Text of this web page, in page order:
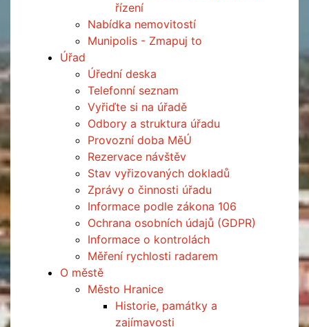
řízení
Nabídka nemovitostí
Munipolis - Zmapuj to
Úřad
Úřední deska
Telefonní seznam
Vyřiďte si na úřadě
Odbory a struktura úřadu
Provozní doba MěÚ
Rezervace návštěv
Stav vyřizovaných dokladů
Zprávy o činnosti úřadu
Informace podle zákona 106
Ochrana osobních údajů (GDPR)
Informace o kontrolách
Měření rychlosti radarem
O městě
Město Hranice
Historie, památky a
zajímavosti